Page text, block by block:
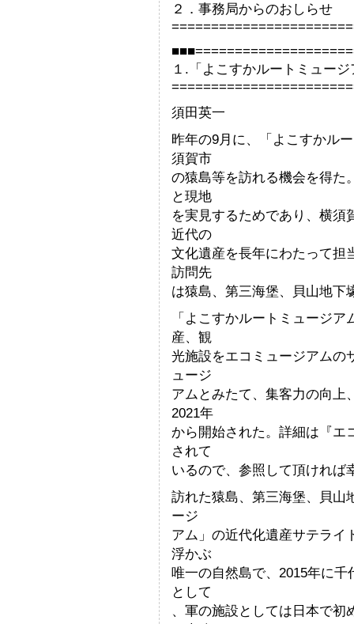
２．事務局からのおしらせ
１.「よこすかルートミュー
須田英一
昨年の9月に、「よこすかル
須賀市
の猿島等を訪れる機会を得た
と現地
を実見するためであり、横須
近代の
文化遺産を長年にわたって担
訪問先
は猿島、第三海堡、貝山地下
「よこすかルートミュージ
産、観
光施設をエコミュージアムの
ュージ
アムとみたて、集客力の向上
2021年
から開始された。詳細は『エ
されて
いるので、参照して頂ければ
訪れた猿島、第三海堡、貝山
ージ
アム」の近代化遺産サテライ
浮かぶ
唯一の自然島で、2015年に
として
、軍の施設としては日本で初